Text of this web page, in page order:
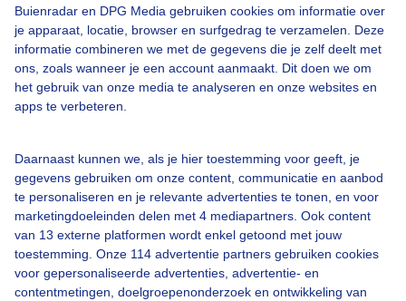
Buienradar en DPG Media gebruiken cookies om informatie over
je apparaat, locatie, browser en surfgedrag te verzamelen. Deze
informatie combineren we met de gegevens die je zelf deelt met
ons, zoals wanneer je een account aanmaakt. Dit doen we om
het gebruik van onze media te analyseren en onze websites en
apps te verbeteren.
Daarnaast kunnen we, als je hier toestemming voor geeft, je
gegevens gebruiken om onze content, communicatie en aanbod
te personaliseren en je relevante advertenties te tonen, en voor
marketingdoeleinden delen met 4 mediapartners. Ook content
van 13 externe platformen wordt enkel getoond met jouw
toestemming. Onze 114 advertentie partners gebruiken cookies
voor gepersonaliseerde advertenties, advertentie- en
contentmetingen, doelgroepenonderzoek en ontwikkeling van
Bekijk slideshow
Een moment geduld aub...